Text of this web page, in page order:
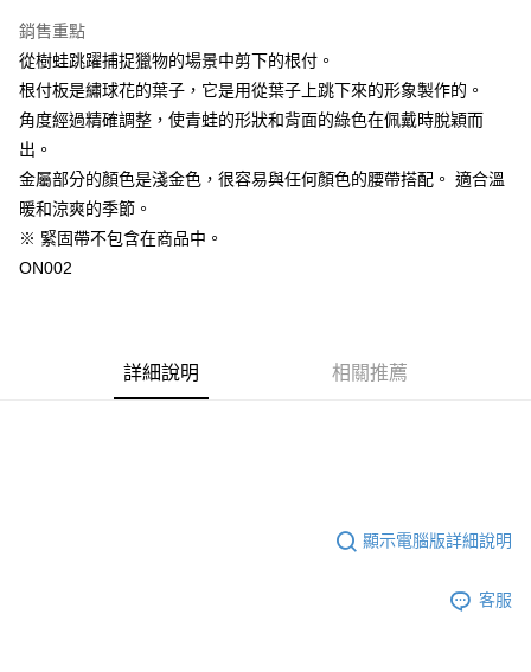
銷售重點
從樹蛙跳躍捕捉獵物的場景中剪下的根付。
根付板是繡球花的葉子，它是用從葉子上跳下來的形象製作的。
角度經過精確調整，使青蛙的形狀和背面的綠色在佩戴時脫穎而
出。
金屬部分的顏色是淺金色，很容易與任何顏色的腰帶搭配。 適合溫
暖和涼爽的季節。
※ 緊固帶不包含在商品中。
ON002
詳細說明 相關推薦
顯示電腦版詳細說明
客服